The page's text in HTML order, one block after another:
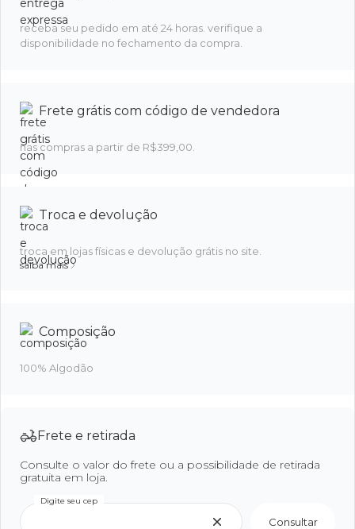
receba seu pedido em até 24 horas. verifique a
disponibilidade no fechamento da compra.
Frete grátis com código de vendedora
nas compras a partir de R$399,00.
Troca e devolução
troca em lojas físicas e devolução grátis no site.
saiba mais
Composição
100% Algodão
Frete e retirada
Consulte o valor do frete ou a possibilidade de retirada
gratuita em loja.
Digite seu cep
Consultar